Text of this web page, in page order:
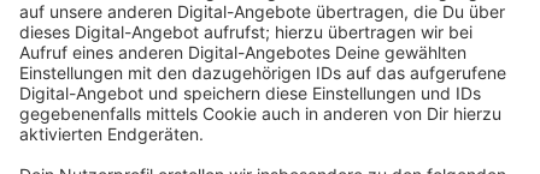
Anzeige
Wir benötigen Ihre
Zustimmung, um den YouTube